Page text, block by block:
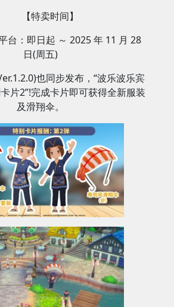
【特卖时间】
台：即日起 ～ 2025 年 11 月 28
日(周五)
也同步发布，“波乐波乐宾
片2”!完成卡片即可获得全新服装
及滑翔伞。